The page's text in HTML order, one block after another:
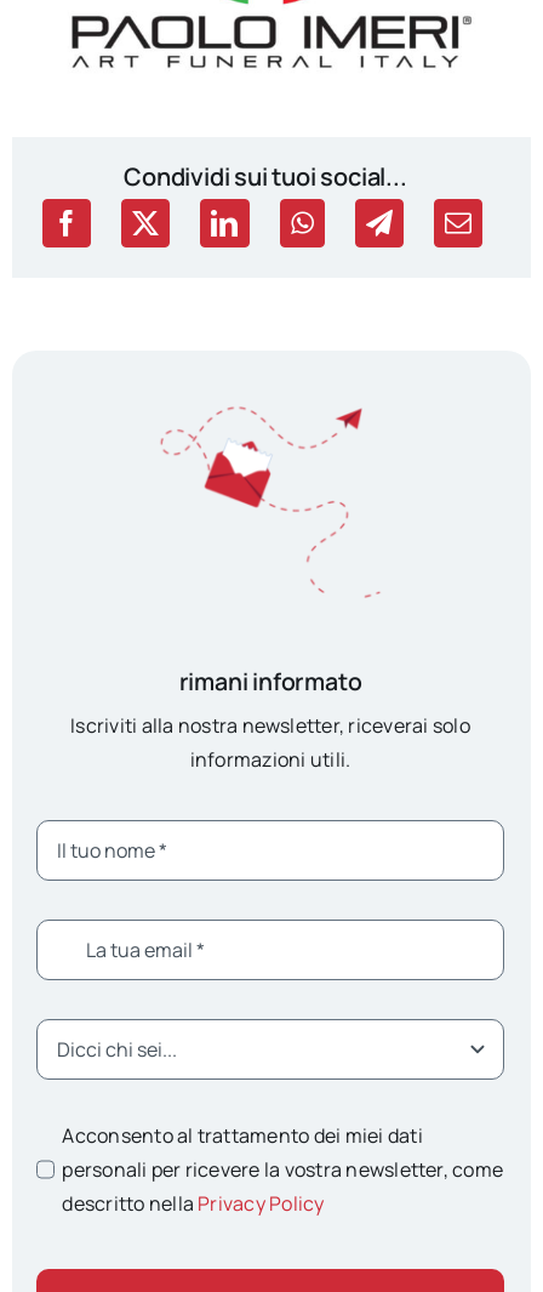
Condividi sui tuoi social...
rimani informato
Iscriviti alla nostra newsletter, riceverai solo
informazioni utili.
Acconsento al trattamento dei miei dati
personali per ricevere la vostra newsletter, come
descritto nella Privacy Policy